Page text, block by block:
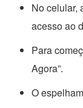
No celular,
acesso ao
Para
Agora”.
O